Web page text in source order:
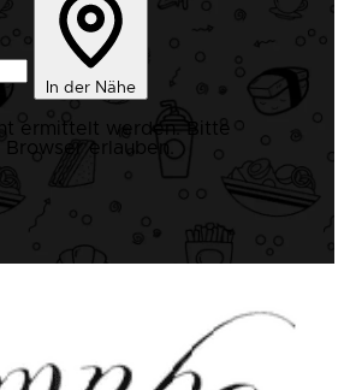
In der Nähe
ermittelt werden. Bitte
erlauben.